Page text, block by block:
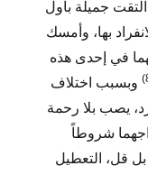
جميلة بأول
بها، وأمسك
في إحدى هذه
وبسبب اختلاف
يصب بلا رحمة
شروطاً
قل، التعطيل